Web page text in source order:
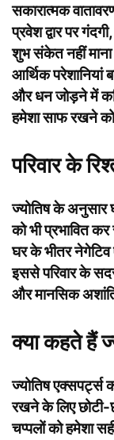
सकारात्मक
प्रवेश द्वार पर
शुभ संकेत नहीं माना
आर्थिक
और धन जोड़ने में
हमेशा साफ रखने
परिवार के
ज्योतिष के अनुसार
को भी प्रभावित
घर के भीतर नेगेटिव
इससे परिवार के
और मानसिक
क्या कहते हैं
ज्योतिष एक्सपर्ट्स
रखने के लिए छोटी-
चप्पलों को हमेशा